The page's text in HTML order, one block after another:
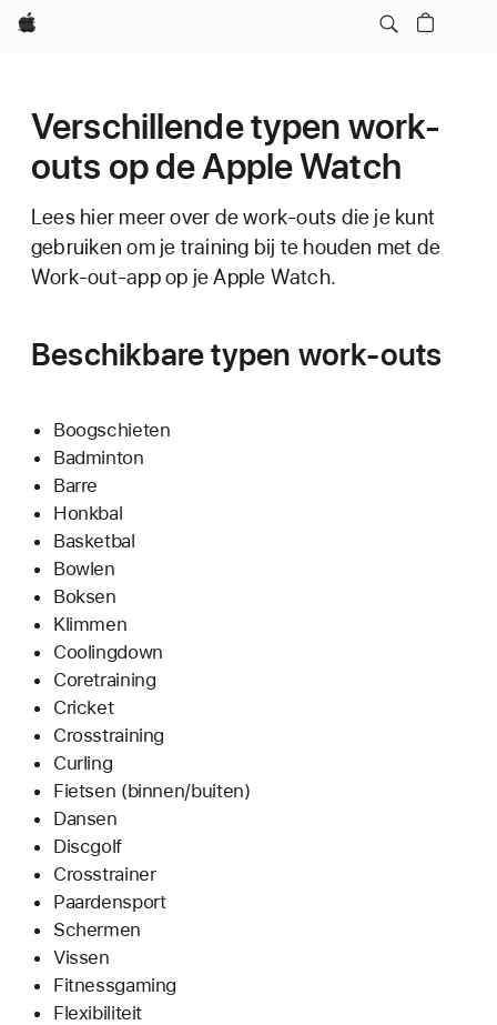
Apple
Verschillende typen work-
outs op de Apple Watch
Lees hier meer over de work-outs die je kunt
gebruiken om je training bij te houden met de
Work-out-app op je Apple Watch.
Beschikbare typen work-outs
Boogschieten
Badminton
Barre
Honkbal
Basketbal
Bowlen
Boksen
Klimmen
Coolingdown
Coretraining
Cricket
Crosstraining
Curling
Fietsen (binnen/buiten)
Dansen
Discgolf
Crosstrainer
Paardensport
Schermen
Vissen
Fitnessgaming
Flexibiliteit